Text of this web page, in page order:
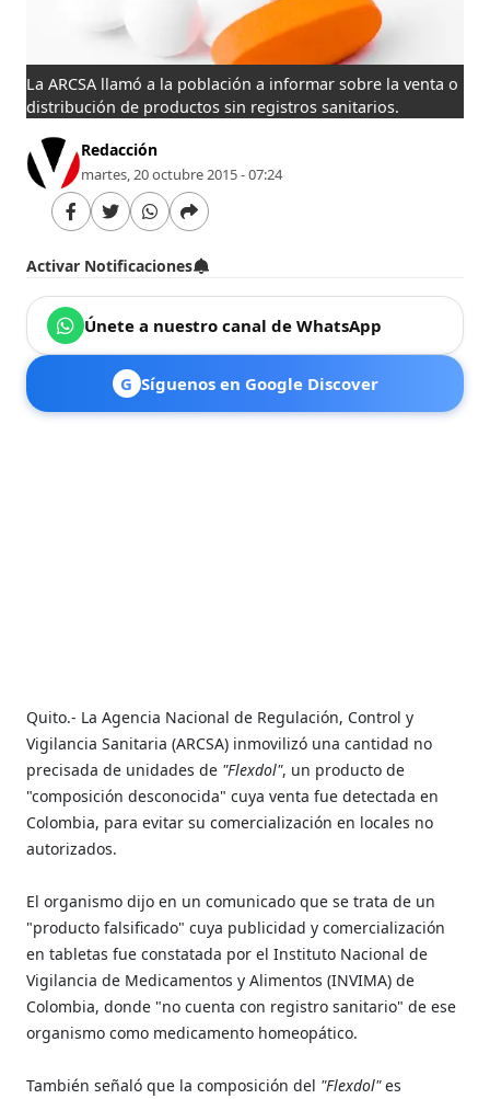
La ARCSA llamó a la población a informar sobre la venta o
distribución de productos sin registros sanitarios.
Redacción
martes, 20 octubre 2015 - 07:24
Activar Notificaciones
Únete a nuestro canal de WhatsApp
G Síguenos en Google Discover
Quito.- La Agencia Nacional de Regulación, Control y
Vigilancia Sanitaria (ARCSA) inmovilizó una cantidad no
precisada de unidades de "Flexdol", un producto de
"composición desconocida" cuya venta fue detectada en
Colombia, para evitar su comercialización en locales no
autorizados.
El organismo dijo en un comunicado que se trata de un
"producto falsificado" cuya publicidad y comercialización
en tabletas fue constatada por el Instituto Nacional de
Vigilancia de Medicamentos y Alimentos (INVIMA) de
Colombia, donde "no cuenta con registro sanitario" de ese
organismo como medicamento homeopático.
También señaló que la composición del "Flexdol"es